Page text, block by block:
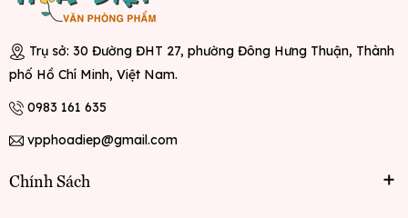
Trụ sở: 30 Đường ĐHT 27, phường Đông Hưng Thuận, Thành
phố Hồ Chí Minh, Việt Nam.
0983 161 635
vpphoadiep@gmail.com
Chính Sách